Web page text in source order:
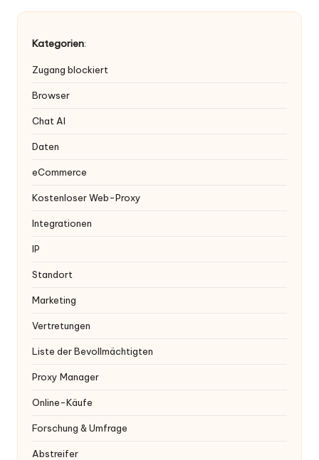
r
Kategorien:
Zugang blockiert
Browser
Chat AI
Daten
eCommerce
Kostenloser Web-Proxy
Integrationen
IP
Standort
Marketing
Vertretungen
Liste der Bevollmächtigten
Proxy Manager
Online-Käufe
Forschung & Umfrage
Abstreifer